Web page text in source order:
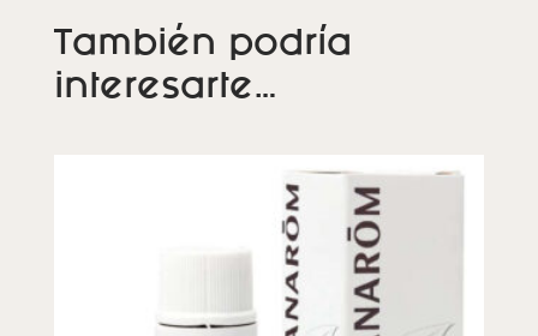
También podría
interesarte…